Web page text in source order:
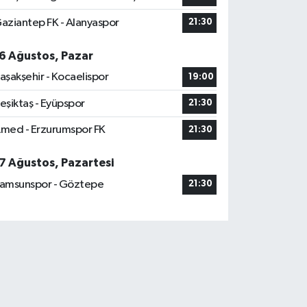
FK - Alanyaspor 21:30
Ağustos, Pazar
- Kocaelispor
19:00
- Eyüpspor 21:30
- Erzurumspor FK 21:30
Ağustos, Pazartesi
- Göztepe
21:30